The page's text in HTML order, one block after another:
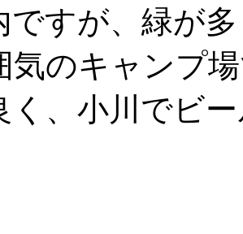
ですが、緑が
気のキャンプ
く、小川でビ